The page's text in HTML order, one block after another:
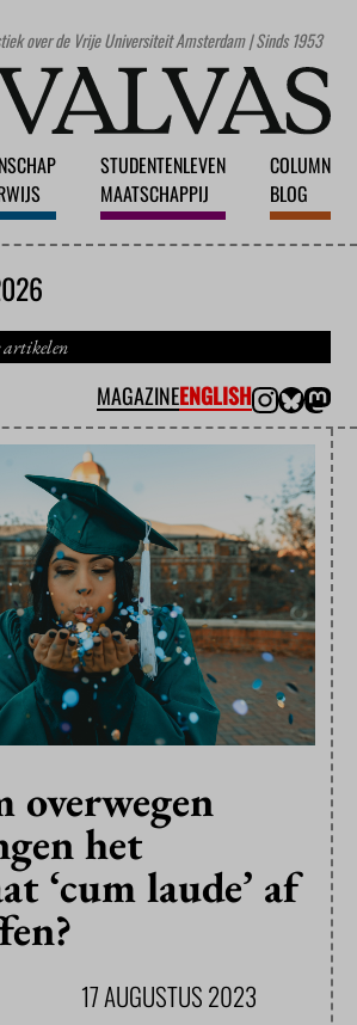
over de Vrije Universiteit Amsterdam | Sinds 1953
STUDENTENLEVEN
MAATSCHAPPIJ
COLUMN
BLOG
MAGAZINEENGLISH
overwegen
het
‘cum laude’ af
17 AUGUSTUS 2023